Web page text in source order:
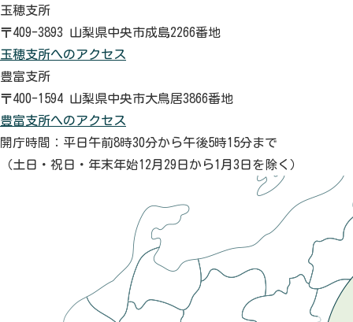
玉穂支所
〒409-3893 山梨県中央市成島2266番地
玉穂支所へのアクセス
豊富支所
〒400-1594 山梨県中央市大鳥居3866番地
豊富支所へのアクセス
開庁時間：平日午前8時30分から午後5時15分まで
（土日・祝日・年末年始12月29日から1月3日を除く）